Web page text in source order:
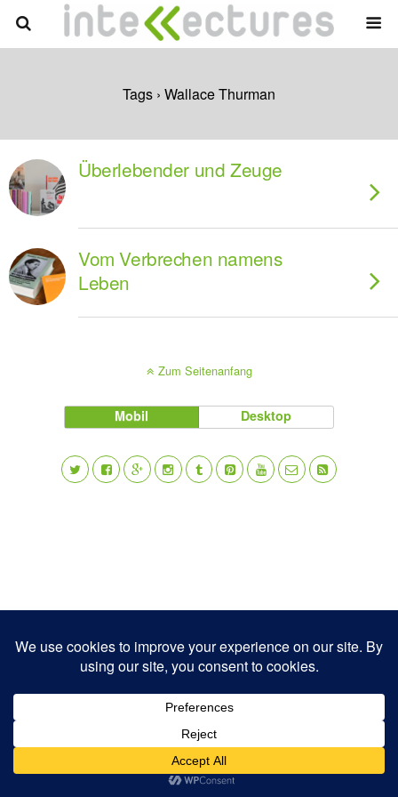
Tags › Wallace Thurman
Überlebender und Zeuge
Vom Verbrechen namens
Leben
Zum Seitenanfang
Mobil Desktop